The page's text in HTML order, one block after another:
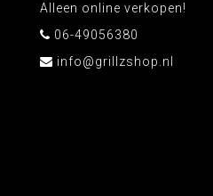
Alleen online verkopen!
06-49056380
info@grillzshop.nl